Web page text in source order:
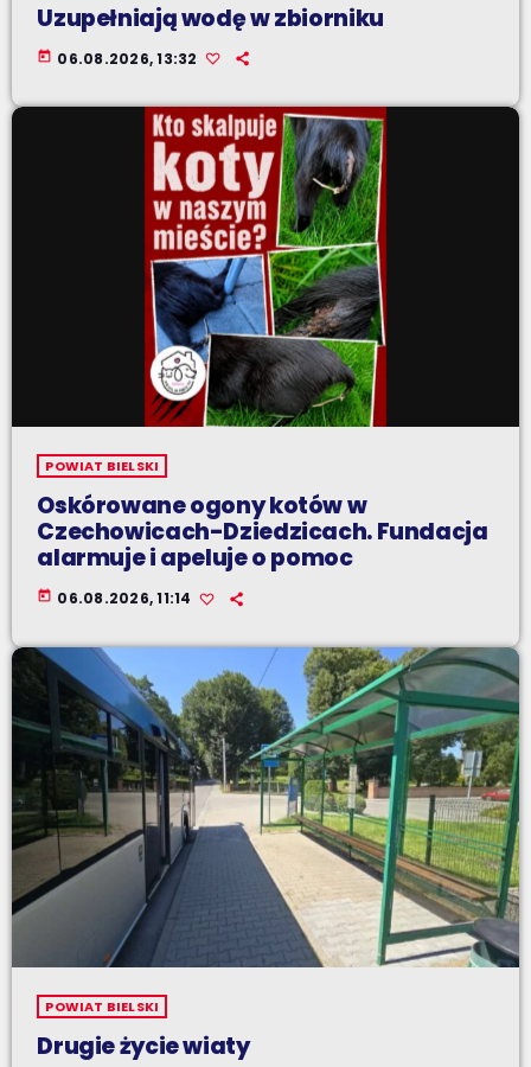
Uzupełniają wodę w zbiorniku
today 06.08.2026, 13:32
POWIAT BIELSKI
Oskórowane ogony kotów w
Czechowicach-Dziedzicach. Fundacja
alarmuje i apeluje o pomoc
today 06.08.2026, 11:14
POWIAT BIELSKI
Drugie życie wiaty